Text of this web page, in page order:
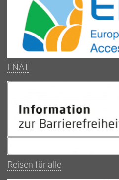
ENAT
Reisen für alle